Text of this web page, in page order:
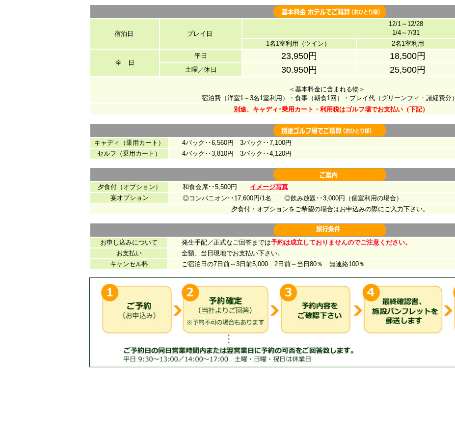
宿泊日 プレイ日
12/1～12/28
1/4～7/31
1名1室利用（ツイン）
2名1室利用
全 日
平日 23,950円 18,500円
土曜／休日 30.950円 25,500円
＜基本料金に含まれる物＞
宿泊費（洋室1～3名1室利用）・食事（朝食1回）・プレイ代（グリーンフィ・諸経費分）
別途、キャディ･乗用カート・利用税はゴルフ場でお支払い（下記）
キャディ（乗用カート） 4バック･･6,560円 3バック･･7,100円
セルフ（乗用カート） 4バック･･3,810円 3バック･･4,120円
夕食付（オプション） 和食会席･･5,500円 イメージ写真
宴オプション
◎コンパニオン･･17,600円/1名 ◎飲み放題･･3,000円（個室利用の場合）
夕食付・オプションをご希望の場合はお申込みの際にご入力下さい。
お申し込みについて 発生手配／正式なご回答までは予約は成立しておりませんのでご注意ください。
お支払い
全額、当日現地でお支払い下さい。
キャンセル料
ご宿泊日の7日前～3日前5,000 2日前～当日80％ 無連絡100％